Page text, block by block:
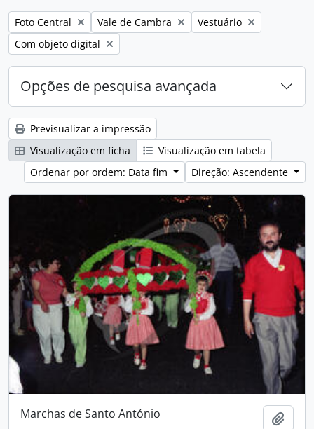
Remover filtro:
Foto Central Remover filtro:
Vale de Cambra Remover filtro:
Vestuário
Remover filtro:
Com objeto digital
Opções de pesquisa avançada
Previsualizar a impressão
Visualização em ficha
Visualização em tabela
Ordenar por ordem: Data fim
Direção: Ascendente
Marchas de Santo António